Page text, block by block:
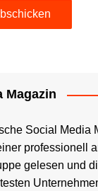
Magazin
Social Media
professionell
gelesen und